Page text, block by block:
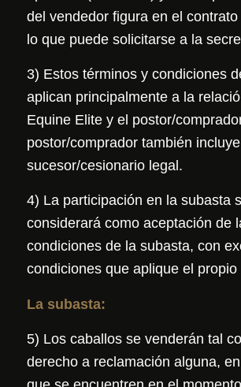
del vendedor figura en el
lo que puede solicitarse a la
3) Estos términos y condiciones
aplican principalmente a la
Equine Elite y el postor/
postor/comprador también
sucesor/cesionario legal.
4) La participación en la subasta
considerará como aceptación de
condiciones de la subasta, con
condiciones que aplique el propio
La subasta:
5) Los caballos se venderán tal
derecho a reclamación alguna,